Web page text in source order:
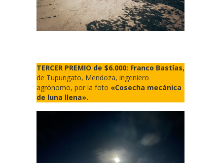
TERCER PREMIO de $6.000: Franco Bastías,
de Tupungato, Mendoza, ingeniero
agrónomo, por la foto «Cosecha mecánica
de luna llena».